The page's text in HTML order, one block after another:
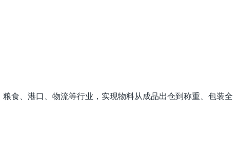
食、港口、物流等行业，实现物料从成品出仓到称重、包装全